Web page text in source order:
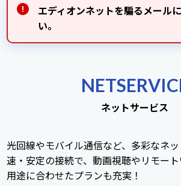
エディオンネットを騙るメール
い。
ネットサービス
光回線やモバイル通信など、多彩なネ
速・安定の接続で、動画視聴やリモート
用途に合わせたプランも充実！